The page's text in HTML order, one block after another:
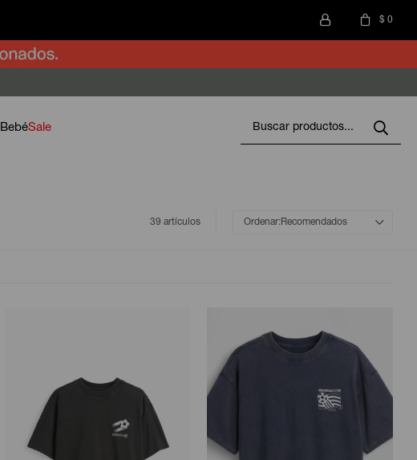
$ 0
BebéSale
39 artículos Recomendados